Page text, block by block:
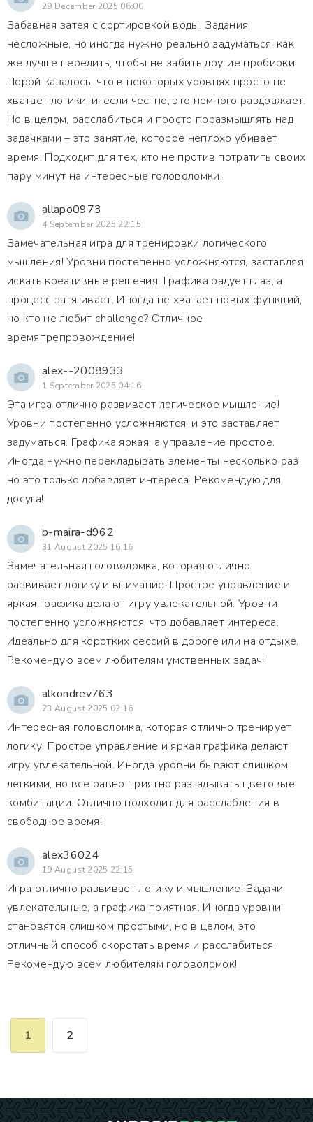
29 December 2025 06:00
Забавная затея с сортировкой воды! Задания
несложные, но иногда нужно реально задуматься, как
же лучше перелить, чтобы не забить другие пробирки.
Порой казалось, что в некоторых уровнях просто не
хватает логики, и, если честно, это немного раздражает.
Но в целом, расслабиться и просто поразмышлять над
задачками – это занятие, которое неплохо убивает
время. Подходит для тех, кто не против потратить своих
пару минут на интересные головоломки.
allapo0973
4 September 2025 22:15
Замечательная игра для тренировки логического
мышления! Уровни постепенно усложняются, заставляя
искать креативные решения. Графика радует глаз, а
процесс затягивает. Иногда не хватает новых функций,
но кто не любит challenge? Отличное
времяпрепровождение!
alex--2008933
1 September 2025 04:16
Эта игра отлично развивает логическое мышление!
Уровни постепенно усложняются, и это заставляет
задуматься. Графика яркая, а управление простое.
Иногда нужно перекладывать элементы несколько раз,
но это только добавляет интереса. Рекомендую для
досуга!
b-maira-d962
31 August 2025 16:16
Замечательная головоломка, которая отлично
развивает логику и внимание! Простое управление и
яркая графика делают игру увлекательной. Уровни
постепенно усложняются, что добавляет интереса.
Идеально для коротких сессий в дороге или на отдыхе.
Рекомендую всем любителям умственных задач!
alkondrev763
23 August 2025 02:16
Интересная головоломка, которая отлично тренирует
логику. Простое управление и яркая графика делают
игру увлекательной. Иногда уровни бывают слишком
легкими, но все равно приятно разгадывать цветовые
комбинации. Отлично подходит для расслабления в
свободное время!
alex36024
19 August 2025 22:15
Игра отлично развивает логику и мышление! Задачи
увлекательные, а графика приятная. Иногда уровни
становятся слишком простыми, но в целом, это
отличный способ скоротать время и расслабиться.
Рекомендую всем любителям головоломок!
1 2